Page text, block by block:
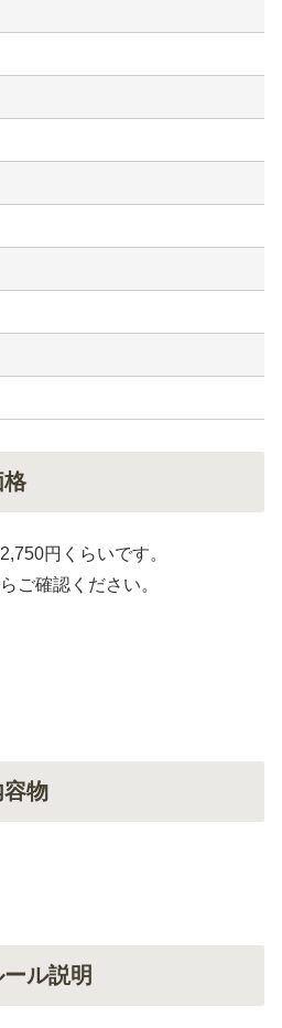
格
円くらいです。
ご確認ください。
容物
ル説明